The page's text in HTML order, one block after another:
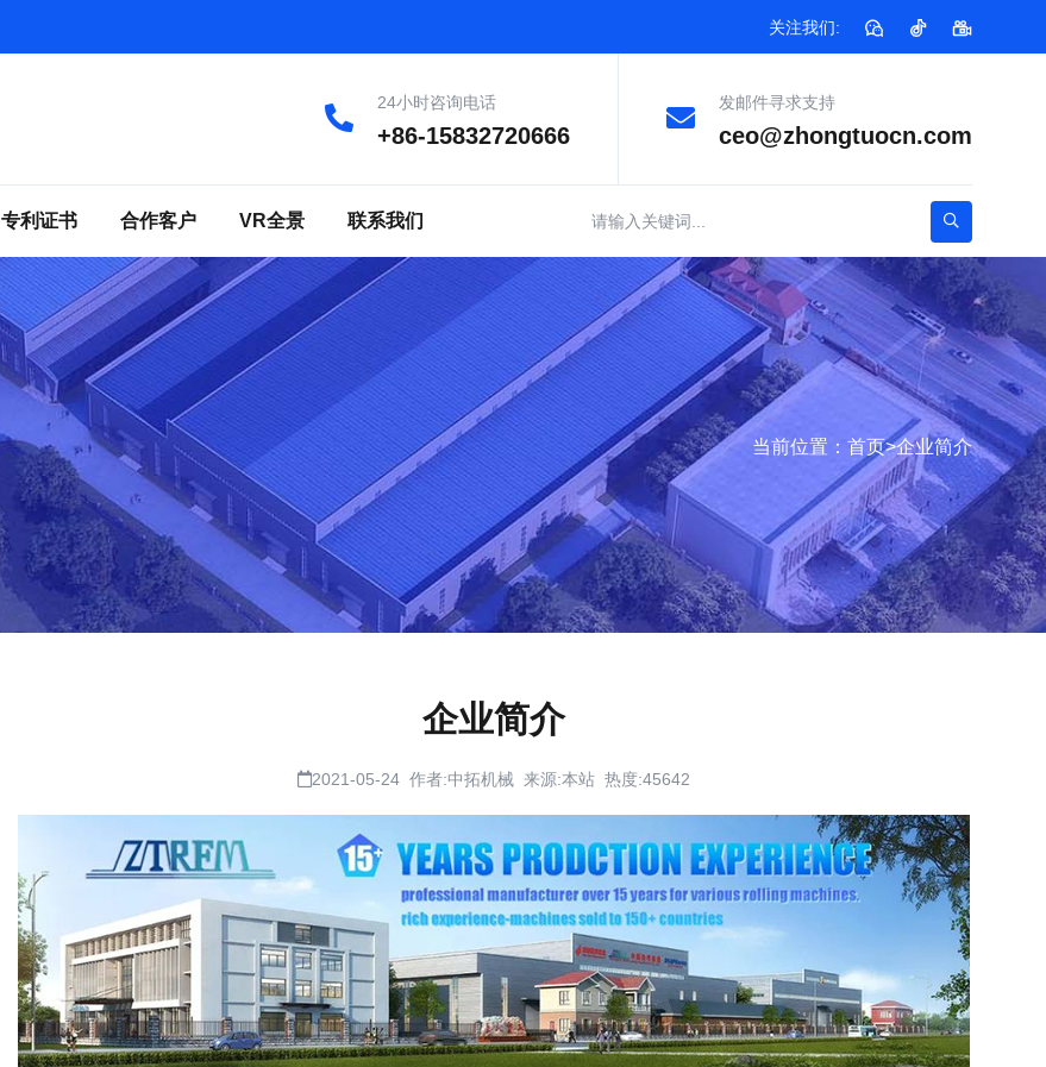
关注我们:
24小时咨询电话
+86-15832720666
发邮件寻求支持
ceo@zhongtuocn.com
专利证书 合作客户 VR全景 联系我们
当前位置： 首页>企业简介
企业简介
2021-05-24 作者:中拓机械 来源:本站 热度:45642